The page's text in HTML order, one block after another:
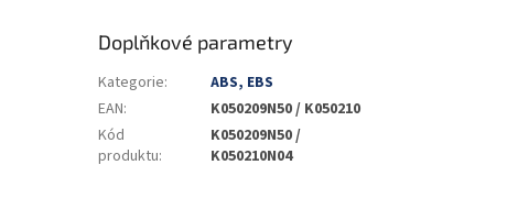
Doplňkové parametry
Kategorie:
ABS, EBS
EAN:
K050209N50 / K050210
Kód
produktu:
K050209N50 /
K050210N04